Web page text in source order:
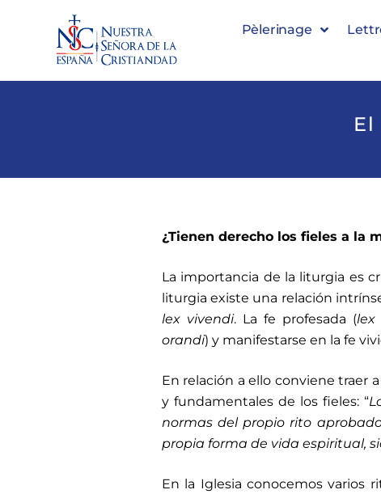
Pèlerinage
El
¿Tienen derecho los fieles a la
La importancia de la liturgia es
liturgia existe una relación
lex vivendi. La fe profesada (lex
orandi) y manifestarse en la fe
En relación a ello conviene traer
y fundamentales de los fieles: “
normas del propio rito
propia forma de vida espiritual,
En la Iglesia conocemos varios